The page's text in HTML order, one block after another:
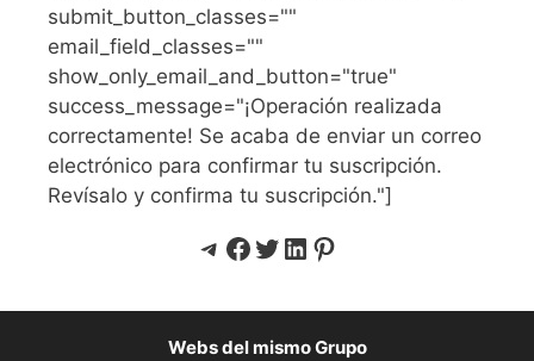
submit_button_classes=""
email_field_classes=""
show_only_email_and_button="true"
success_message="¡Operación realizada
correctamente! Se acaba de enviar un correo
electrónico para confirmar tu suscripción.
Revísalo y confirma tu suscripción."]
Telegram
Facebook
Twitter
LinkedIn
Pinterest
Webs del mismo Grupo